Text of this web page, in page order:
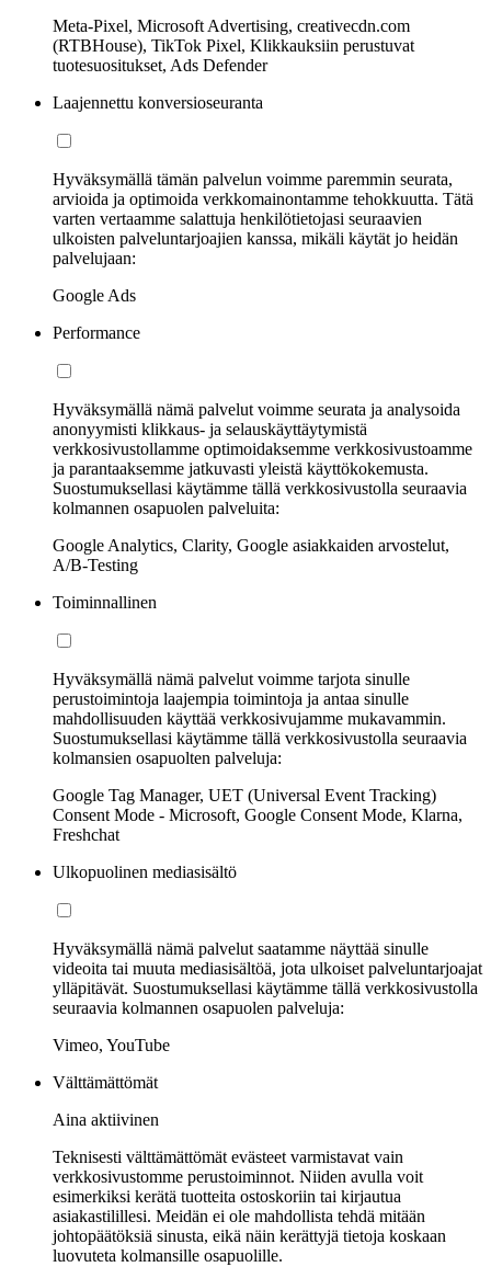
Meta-Pixel, Microsoft Advertising, creativecdn.com
(RTBHouse), TikTok Pixel, Klikkauksiin perustuvat
tuotesuositukset, Ads Defender
Laajennettu konversioseuranta
Hyväksymällä tämän palvelun voimme paremmin seurata,
arvioida ja optimoida verkkomainontamme tehokkuutta. Tätä
varten vertaamme salattuja henkilötietojasi seuraavien
ulkoisten palveluntarjoajien kanssa, mikäli käytät jo heidän
palvelujaan:
Google Ads
Performance
Hyväksymällä nämä palvelut voimme seurata ja analysoida
anonyymisti klikkaus- ja selauskäyttäytymistä
verkkosivustollamme optimoidaksemme verkkosivustoamme
ja parantaaksemme jatkuvasti yleistä käyttökokemusta.
Suostumuksellasi käytämme tällä verkkosivustolla seuraavia
kolmannen osapuolen palveluita:
Google Analytics, Clarity, Google asiakkaiden arvostelut,
A/B-Testing
Toiminnallinen
Hyväksymällä nämä palvelut voimme tarjota sinulle
perustoimintoja laajempia toimintoja ja antaa sinulle
mahdollisuuden käyttää verkkosivujamme mukavammin.
Suostumuksellasi käytämme tällä verkkosivustolla seuraavia
kolmansien osapuolten palveluja:
Google Tag Manager, UET (Universal Event Tracking)
Consent Mode - Microsoft, Google Consent Mode, Klarna,
Freshchat
Ulkopuolinen mediasisältö
Hyväksymällä nämä palvelut saatamme näyttää sinulle
videoita tai muuta mediasisältöä, jota ulkoiset palveluntarjoajat
ylläpitävät. Suostumuksellasi käytämme tällä verkkosivustolla
seuraavia kolmannen osapuolen palveluja:
Vimeo, YouTube
Välttämättömät
Aina aktiivinen
Teknisesti välttämättömät evästeet varmistavat vain
verkkosivustomme perustoiminnot. Niiden avulla voit
esimerkiksi kerätä tuotteita ostoskoriin tai kirjautua
asiakastilillesi. Meidän ei ole mahdollista tehdä mitään
johtopäätöksiä sinusta, eikä näin kerättyjä tietoja koskaan
luovuteta kolmansille osapuolille.